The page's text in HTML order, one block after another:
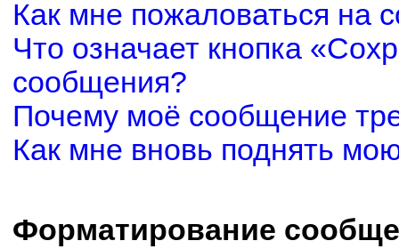
Как мне пожаловаться на
Что означает кнопка
сообщения?
Почему моё сообщение
Как мне вновь поднять
Форматирование